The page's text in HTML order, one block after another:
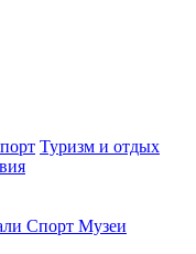
Туризм и отдых
Спорт Музеи